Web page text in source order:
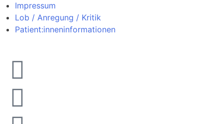
Impressum
Lob / Anregung / Kritik
Patient:inneninformationen